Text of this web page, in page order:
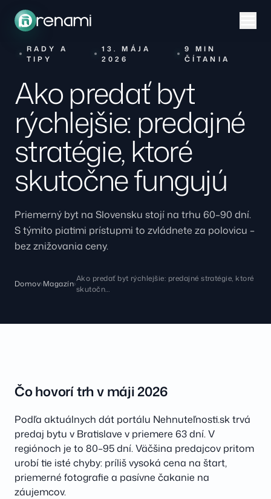
RADY A
TIPY
13. MÁJA
2026
9 MIN
ČÍTANIA
Ako predať byt
rýchlejšie: predajné
stratégie, ktoré
skutočne fungujú
Priemerný byt na Slovensku stojí na trhu 60–90 dní.
S týmito piatimi prístupmi to zvládnete za polovicu –
bez znižovania ceny.
Domov›Magazín›
Ako predať byt rýchlejšie: predajné stratégie, ktoré
skutočn…
Čo hovorí trh v máji 2026
Podľa aktuálnych dát portálu Nehnuteľnosti.sk trvá
predaj bytu v Bratislave v priemere 63 dní. V
regiónoch je to 80–95 dní. Väčšina predajcov pritom
urobí tie isté chyby: príliš vysoká cena na štart,
priemerné fotografie a pasívne čakanie na
záujemcov.